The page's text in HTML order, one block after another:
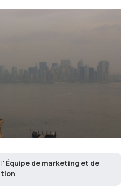
Équipe de marketing et de